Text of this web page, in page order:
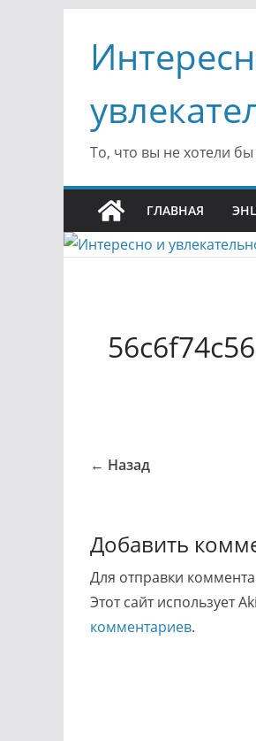
содержимому
То, что вы не хотели
ГЛАВНАЯ
← Назад
Добавить
Для отправки
Этот сайт использует
комментариев.